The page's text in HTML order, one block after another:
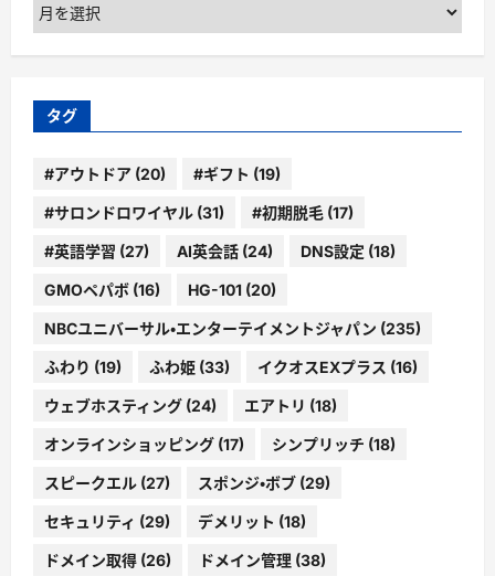
ー
カ
ブ
タグ
#アウトドア (20) #ギフト (19)
#サロンドロワイヤル (31) #初期脱毛 (17)
#英語学習 (27) AI英会話 (24) DNS設定 (18)
GMOペパボ (16) HG-101 (20)
NBCユニバーサル・エンターテイメントジャパン (235)
ふわり (19) ふわ姫 (33) イクオスEXプラス (16)
ウェブホスティング (24) エアトリ (18)
オンラインショッピング (17) シンプリッチ (18)
スピークエル (27) スポンジ・ボブ (29)
セキュリティ (29) デメリット (18)
ドメイン取得 (26) ドメイン管理 (38)